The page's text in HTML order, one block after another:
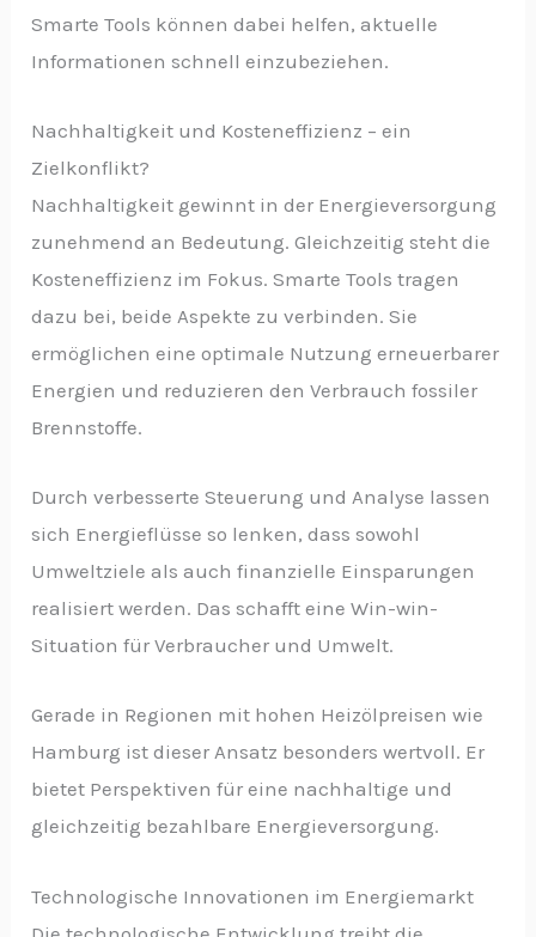
Smarte Tools können dabei helfen, aktuelle
Informationen schnell einzubeziehen.
Nachhaltigkeit und Kosteneffizienz – ein
Zielkonflikt?
Nachhaltigkeit gewinnt in der Energieversorgung
zunehmend an Bedeutung. Gleichzeitig steht die
Kosteneffizienz im Fokus. Smarte Tools tragen
dazu bei, beide Aspekte zu verbinden. Sie
ermöglichen eine optimale Nutzung erneuerbarer
Energien und reduzieren den Verbrauch fossiler
Brennstoffe.
Durch verbesserte Steuerung und Analyse lassen
sich Energieflüsse so lenken, dass sowohl
Umweltziele als auch finanzielle Einsparungen
realisiert werden. Das schafft eine Win-win-
Situation für Verbraucher und Umwelt.
Gerade in Regionen mit hohen Heizölpreisen wie
Hamburg ist dieser Ansatz besonders wertvoll. Er
bietet Perspektiven für eine nachhaltige und
gleichzeitig bezahlbare Energieversorgung.
Technologische Innovationen im Energiemarkt